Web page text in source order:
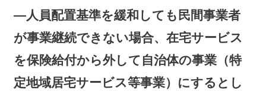
―人員配置基準を緩和しても民間事業者
が事業継続できない場合、在宅サービス
を保険給付から外して自治体の事業（特
定地域居宅サービス等事業）にするとし